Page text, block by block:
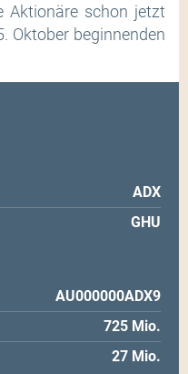
Aktionäre schon jetzt
Oktober beginnenden
ADX
GHU
AU000000ADX9
725 Mio.
27 Mio.